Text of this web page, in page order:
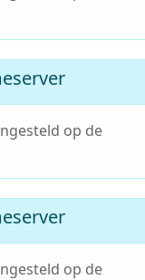
op de
op de